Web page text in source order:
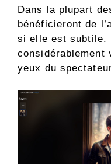
Dans la plupart
bénéficieront de
si elle est subtile.
considérablement
yeux du